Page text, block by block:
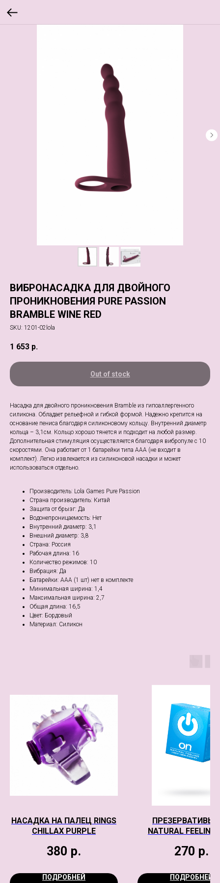
ВИБРОНАСАДКА ДЛЯ ДВОЙНОГО
ПРОНИКНОВЕНИЯ PURE PASSION
BRAMBLE WINE RED
SKU: 1201-02lola
1 653 р.
Out of stock
Насадка для двойного проникновения Bramble из гипоаллергенного
силикона. Обладает рельефной и гибкой формой. Надежно крепится на
основание пениса благодаря силиконовому кольцу. Внутренний диаметр
кольца – 3,1см. Кольцо хорошо тянется и подходит на любой размер.
Дополнительная стимуляция осуществляется благодаря вибропуле с 10
скоростями. Она работает от 1 батарейки типа ААА (не входит в
комплект). Легко извлекается из силиконовой насадки и может
использоваться отдельно.
Производитель: Lola Games Pure Passion
Страна производитель: Китай
Защита от брызг: Да
Водонепроницаемость: Нет
Внутренний диаметр: 3,1
Внешний диаметр: 3,8
Страна: Россия
Рабочая длина: 16
Количество режимов: 10
Вибрация: Да
Батарейки: ААА (1 шт) нет в комплекте
Минимальная ширина: 1,4
Максимальная ширина: 2,7
Общая длина: 16,5
Цвет: Бордовый
Материал: Cиликон
НАСАДКА НА ПАЛЕЦ RINGS
CHILLAX PURPLE
380 р.
ПОДРОБНЕЙ
ПРЕЗЕРВАТИВЫ
NATURAL
54MM)
270 р.
ПОДРОБНЕЙ